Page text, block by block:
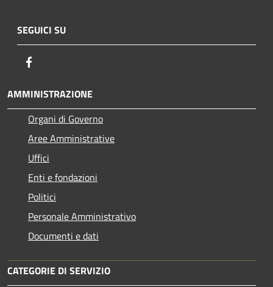
SEGUICI SU
AMMINISTRAZIONE
Organi di Governo
Aree Amministrative
Uffici
Enti e fondazioni
Politici
Personale Amministrativo
Documenti e dati
CATEGORIE DI SERVIZIO